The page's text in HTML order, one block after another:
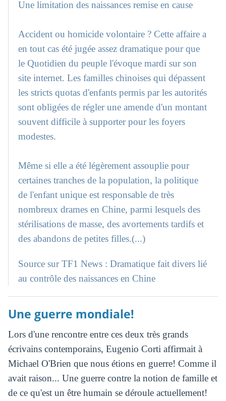
Une limitation des naissances remise en cause
Accident ou homicide volontaire ? Cette affaire a
en tout cas été jugée assez dramatique pour que
le Quotidien du peuple l'évoque mardi sur son
site internet. Les familles chinoises qui dépassent
les stricts quotas d'enfants permis par les autorités
sont obligées de régler une amende d'un montant
souvent difficile à supporter pour les foyers
modestes.
Même si elle a été légèrement assouplie pour
certaines tranches de la population, la politique
de l'enfant unique est responsable de très
nombreux drames en Chine, parmi lesquels des
stérilisations de masse, des avortements tardifs et
des abandons de petites filles.(...)
Source sur TF1 News : Dramatique fait divers lié
au contrôle des naissances en Chine
Une guerre mondiale!
Lors d'une rencontre entre ces deux très grands
écrivains contemporains, Eugenio Corti affirmait à
Michael O'Brien que nous étions en guerre! Comme il
avait raison... Une guerre contre la notion de famille et
de ce qu'est un être humain se déroule actuellement!